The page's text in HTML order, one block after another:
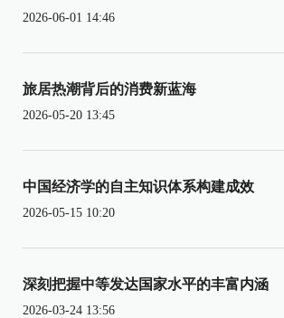
2026-06-01 14:46
旅居热潮背后的消费新蓝海
2026-05-20 13:45
中国经济学的自主知识体系构建成效
2026-05-15 10:20
深刻把握中等发达国家水平的丰富内涵
2026-03-24 13:56